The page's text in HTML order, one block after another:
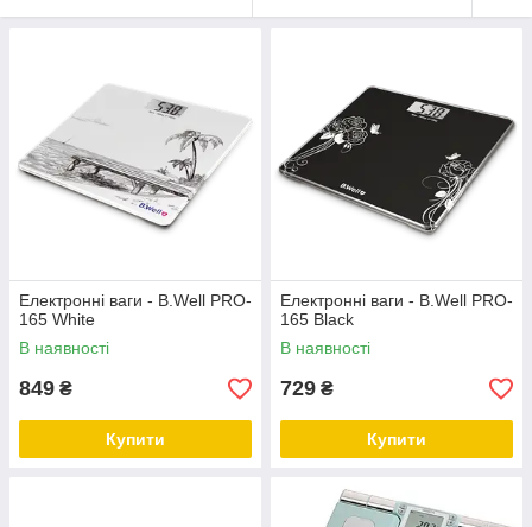
Електронні ваги - B.Well PRO-
165 White
В наявності
849 ₴
Купити
Електронні ваги - B.Well PRO-
165 Black
В наявності
729 ₴
Купити